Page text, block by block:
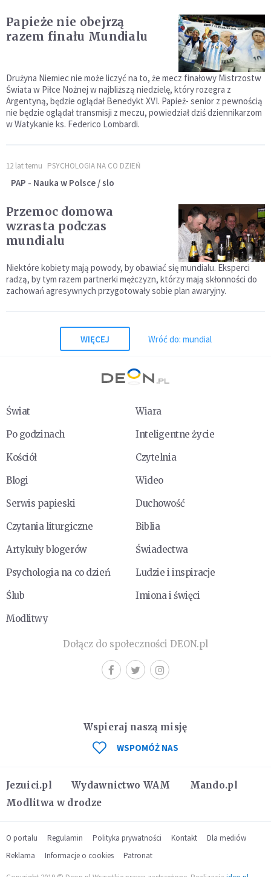
Papieże nie obejrzą
razem finału Mundialu
Drużyna Niemiec nie może liczyć na to, że mecz finałowy Mistrzostw
Świata w Piłce Nożnej w najbliższą niedzielę, który rozegra z
Argentyną, będzie oglądał Benedykt XVI. Papież- senior z pewnością
nie będzie oglądał transmisji z meczu, powiedział dziś dziennikarzom
w Watykanie ks. Federico Lombardi.
12 lat temu PSYCHOLOGIA NA CO DZIEŃ
PAP - Nauka w Polsce / slo
Przemoc domowa
wzrasta podczas
mundialu
Niektóre kobiety mają powody, by obawiać się mundialu. Eksperci
radzą, by tym razem partnerki mężczyzn, którzy mają skłonności do
zachowań agresywnych przygotowały sobie plan awaryjny.
WIĘCEJ Wróć do: mundial
Świat
Wiara
Po godzinach
Inteligentne życie
Kościół
Czytelnia
Blogi
Wideo
Serwis papieski
Duchowość
Czytania liturgiczne
Biblia
Artykuły blogerów
Świadectwa
Psychologia na co dzień
Ludzie i inspiracje
Ślub
Imiona i święci
Modlitwy
Dołącz do społeczności DEON.pl
Jezuici.pl Wydawnictwo WAM
Mando.pl
Modlitwa w drodze
Wspieraj naszą misję
WSPOMÓŻ NAS
O portalu Regulamin Polityka prywatności Kontakt
Dla mediów
Reklama
Informacje o cookies Patronat